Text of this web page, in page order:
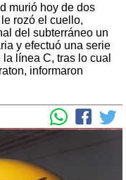
murió hoy de dos
rozó el cuello,
del subterráneo un
y efectuó una serie
línea C, tras lo cual
informaron